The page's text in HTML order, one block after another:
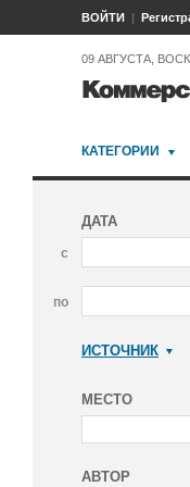
ВОЙТИ
09 АВГУСТА,
КАТЕГОРИИ
ДАТА
с
по
ИСТОЧНИК
МЕСТО
АВТОР